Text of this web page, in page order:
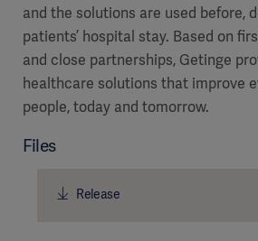
and the solutions are used before,
patients’ hospital stay. Based on
and close partnerships, Getinge
healthcare solutions that improve
people, today and tomorrow.
Files
Release